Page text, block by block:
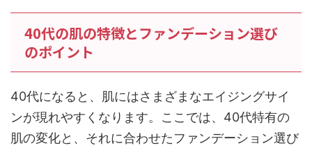
40代の肌の特徴とファンデーション選び
のポイント
40代になると、肌にはさまざまなエイジングサイ
ンが現れやすくなります。ここでは、40代特有の
肌の変化と、それに合わせたファンデーション選び